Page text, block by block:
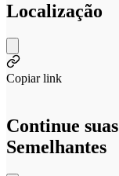
Localização
Copiar link
Continue
Semelhantes